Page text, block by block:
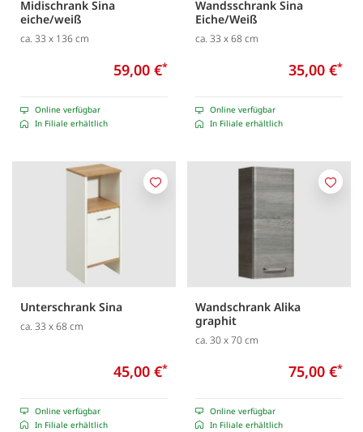
Midischrank Sina
eiche/weiß
ca. 33 x 136 cm
59,00 €*
Online verfügbar
In Filiale erhältlich
Wandsschrank Sina
Eiche/Weiß
ca. 33 x 68 cm
35,00 €*
Online verfügbar
In Filiale erhältlich
Unterschrank Sina
ca. 33 x 68 cm
45,00 €*
Online verfügbar
In Filiale erhältlich
Merken
Wandschrank Alika
graphit
ca. 30 x 70 cm
75,00 €*
Online verfügbar
In Filiale erhältlich